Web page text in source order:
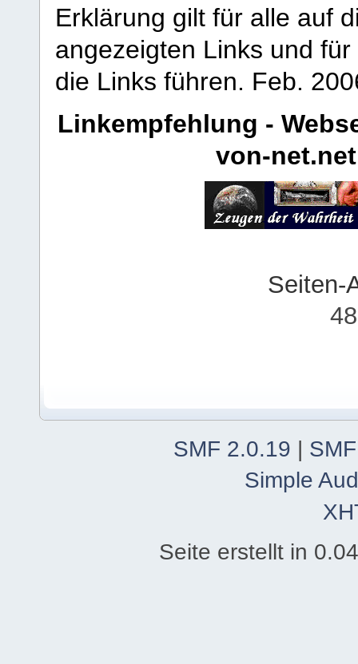
Erklärung gilt für alle auf
angezeigten Links und
die Links führen. Feb.
Linkempfehlung -
von-net.net
Seiten-
SMF 2.0.19 |
Simple
Seite erstellt in